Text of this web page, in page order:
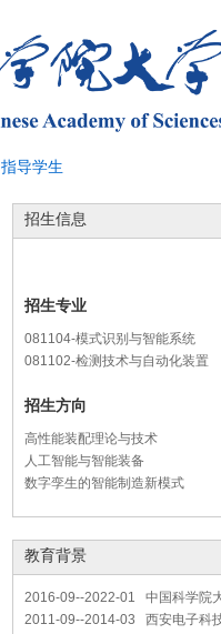
指导学生
招生信息
招生专业
081104-模式识别与智能系统
081102-检测技术与自动化装置
招生方向
高性能装配理论与技术
人工智能与智能装备
数字孪生的智能制造新模式
教育背景
2016-09--2022-01 中国科学院
2011-09--2014-03 西安电子科